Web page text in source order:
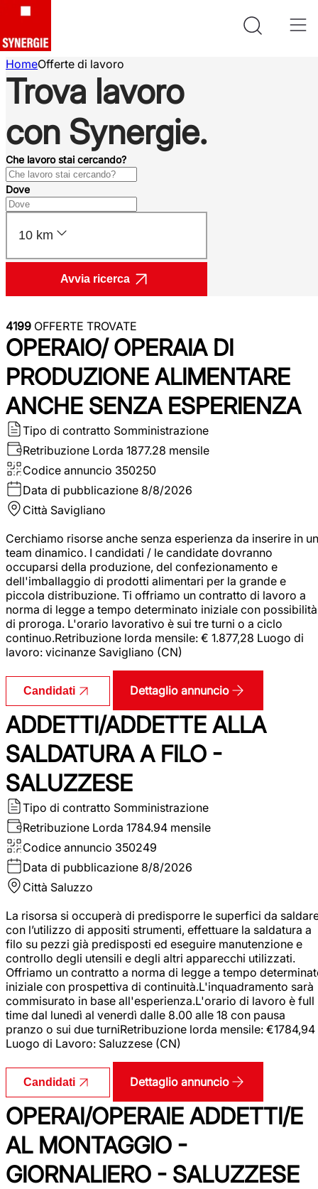
HomeOfferte di lavoro
Trova lavoro
con Synergie.
Che lavoro stai cercando?
Dove
10 km
Avvia ricerca
4199 OFFERTE TROVATE
OPERAIO/ OPERAIA DI
PRODUZIONE ALIMENTARE
ANCHE SENZA ESPERIENZA
Tipo di contratto Somministrazione
Retribuzione Lorda 1877.28 mensile
Codice annuncio 350250
Data di pubblicazione 8/8/2026
Città Savigliano
Cerchiamo risorse anche senza esperienza da inserire in un
team dinamico. I candidati / le candidate dovranno
occuparsi della produzione, del confezionamento e
dell'imballaggio di prodotti alimentari per la grande e
piccola distribuzione. Ti offriamo un contratto di lavoro a
norma di legge a tempo determinato iniziale con possibilità
di proroga. L'orario lavorativo è sui tre turni o a ciclo
continuo.Retribuzione lorda mensile: € 1.877,28 Luogo di
lavoro: vicinanze Savigliano (CN)
Candidati Dettaglio annuncio
ADDETTI/ADDETTE ALLA
SALDATURA A FILO -
SALUZZESE
Tipo di contratto Somministrazione
Retribuzione Lorda 1784.94 mensile
Codice annuncio 350249
Data di pubblicazione 8/8/2026
Città Saluzzo
La risorsa si occuperà di predisporre le superfici da
con l’utilizzo di appositi strumenti, effettuare la saldatura a
filo su pezzi già predisposti ed eseguire manutenzione e
controllo degli utensili e degli altri apparecchi utilizzati.
Offriamo un contratto a norma di legge a tempo
iniziale con prospettiva di continuità.L'inquadramento sarà
commisurato in base all'esperienza.L'orario di lavoro è full
time dal lunedì al venerdì dalle 8.00 alle 18 con pausa
pranzo o sui due turniRetribuzione lorda mensile: €1784,94
Luogo di Lavoro: Saluzzese (CN)
Candidati Dettaglio annuncio
OPERAI/OPERAIE ADDETTI/E
AL MONTAGGIO -
GIORNALIERO - SALUZZESE